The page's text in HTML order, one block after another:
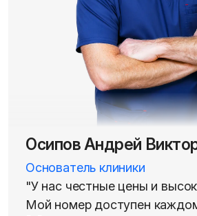
Осипов Андрей
Основатель клиники
"У нас честные цены и
Мой номер доступен